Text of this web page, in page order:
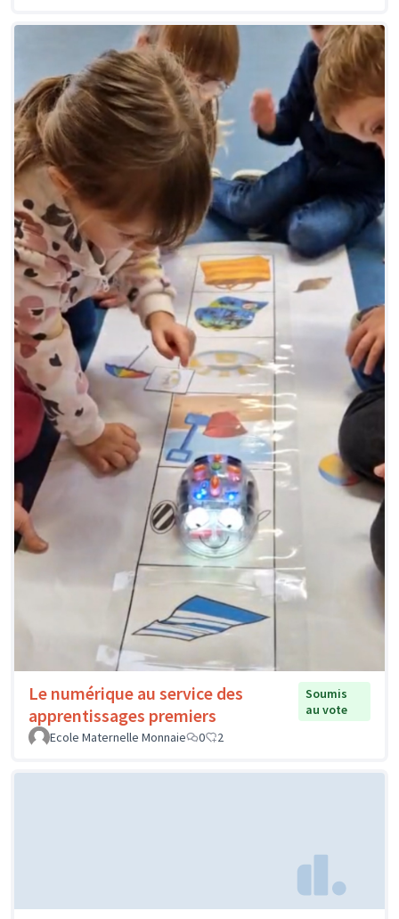
Le numérique au service des
apprentissages premiers
Soumis
au vote
Ecole Maternelle Monnaie
0 2